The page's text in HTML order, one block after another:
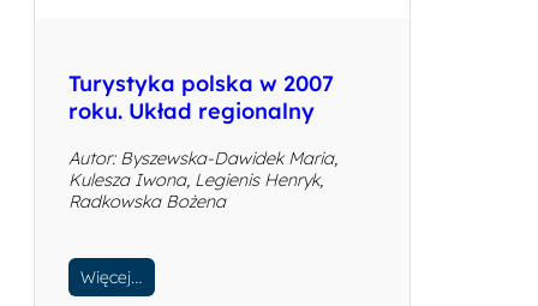
Turystyka polska w 2007
roku. Układ regionalny
Autor: Byszewska-Dawidek Maria,
Kulesza Iwona, Legienis Henryk,
Radkowska Bożena
Więcej…